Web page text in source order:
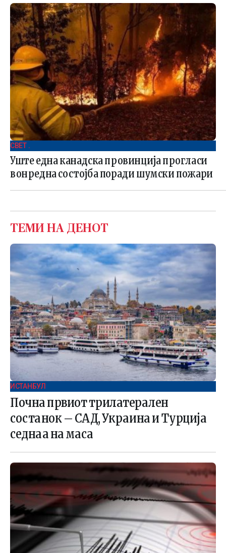
СВЕТ .
Уште една канадска провинција прогласи
вонредна состојба поради шумски пожари
ТЕМИ НА ДЕНОТ
ИСТАНБУЛ
Почна првиот трилатерален
состанок – САД, Украина и Турција
седнаа на маса